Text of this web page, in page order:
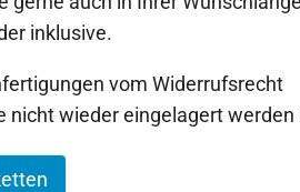
inklusive.
vom Widerrufsrecht
nicht wieder eingelagert werden